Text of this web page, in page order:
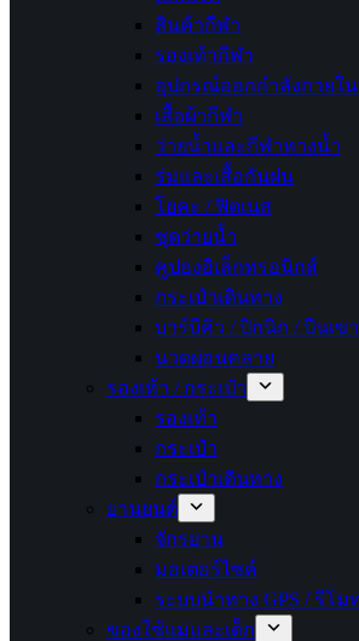
สินค้ากีฬา
รองเท้ากีฬา
อุปกรณ์ออกกำลังกายใ
เสื้อผ้ากีฬา
ว่ายน้ำและกีฬาทางน้ำ
ร่มและเสื้อกันฝน
โยคะ / ฟิตเนส
ชุดว่ายน้ำ
คูปองอิเล็กทรอนิกส์
กระเป๋าเดินทาง
บาร์บีคิว / ปิกนิก / ปีนเขา
นวดผ่อนคลาย
รองเท้า / กระเป๋า
รองเท้า
กระเป๋า
กระเป๋าเดินทาง
ยานยนต์
จักรยาน
มอเตอร์ไซค์
ระบบนำทาง GPS / รีโม
ของใช้แม่และเด็ก